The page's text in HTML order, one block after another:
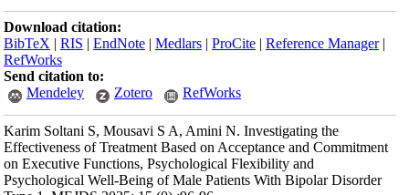
Download citation:
BibTeX |RIS |EndNote |Medlars |ProCite |Reference Manager
RefWorks
Send citation to:
Mendeley
Zotero RefWorks
Karim Soltani S, Mousavi S A, Amini N. Investigating the
Effectiveness of Treatment Based on Acceptance and Commitment
on Executive Functions, Psychological Flexibility and
Psychological Well-Being of Male Patients With Bipolar Disorder